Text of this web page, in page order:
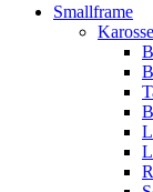
Smallframe